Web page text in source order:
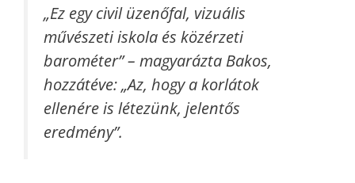
„Ez egy civil üzenőfal, vizuális
művészeti iskola és közérzeti
barométer” – magyarázta Bakos,
hozzátéve: „Az, hogy a korlátok
ellenére is létezünk, jelentős
eredmény”.